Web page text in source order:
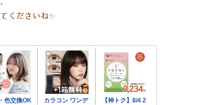
くださいね✨